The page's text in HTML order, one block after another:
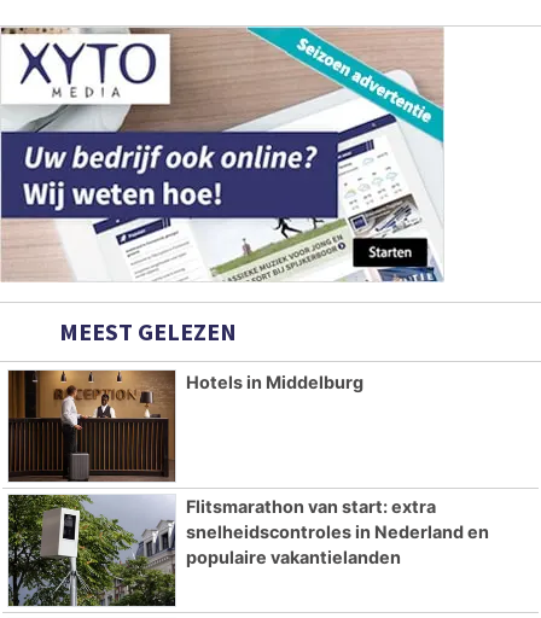
MEEST GELEZEN
Hotels in Middelburg
Flitsmarathon van start: extra
snelheidscontroles in Nederland en
populaire vakantielanden